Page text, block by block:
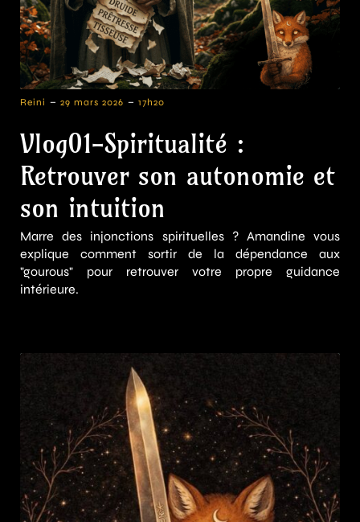
Reini - 29 mars 2026 - 17h20
Vlog01-Spiritualité :
Retrouver son autonomie et
son intuition
Marre des injonctions spirituelles ? Amandine vous
explique comment sortir de la dépendance aux
"gourous" pour retrouver votre propre guidance
intérieure.